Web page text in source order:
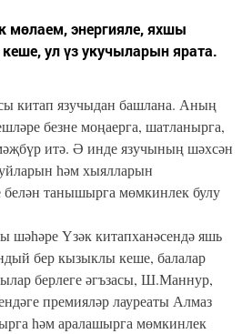
мөлаем, энергияле, яхшы
ул үз укучыларын ярата.
китап язучыдан башлана. Аның
безне моңаерга, шатланырга,
итә. Ә инде язучының шәхсән
һәм хыялларын
танышырга мөмкинлек булу
шәһәре Үзәк китапханәсендә яшь
бер кызыклы кеше, балалар
берлеге әгъзасы, Ш.Маннур,
премияләр лауреаты Алмаз
һәм аралашырга мөмкинлек